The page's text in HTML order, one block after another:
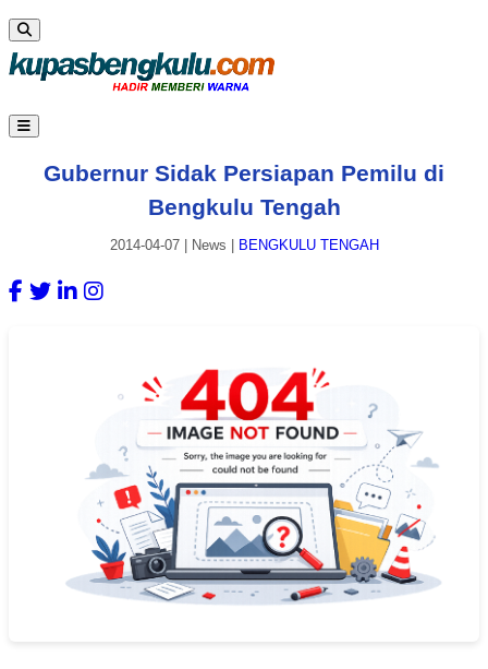
Gubernur Sidak Persiapan Pemilu di
Bengkulu Tengah
2014-04-07| News BENGKULU TENGAH